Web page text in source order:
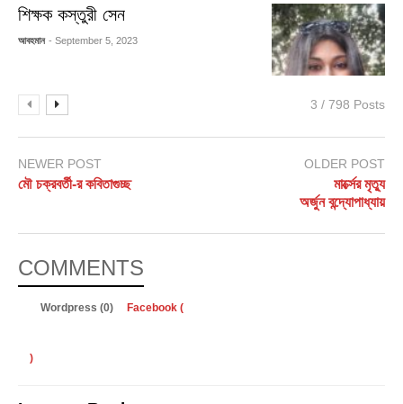
শিক্ষক কস্তুরী সেন
আবহমান - September 5, 2023
3 / 798 Posts
NEWER POST
মৌ চক্রবর্তী-র কবিতাগুচ্ছ
OLDER POST
মার্ক্সের মৃত্যু
অর্জুন বন্দ্যোপাধ্যায়
COMMENTS
Wordpress (0) Facebook (
)